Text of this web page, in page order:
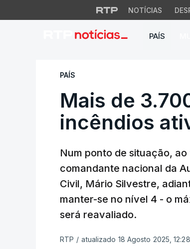
NOTÍCIAS
PAÍS
Mais de
PAÍS
Mais de
incêndios
Num ponto de situação,
comandante nacional da
Civil, Mário Silvestre,
manter-se no nível 4 - o
será reavaliado.
RTP / atualizado 18 Agosto 2025, 12:28